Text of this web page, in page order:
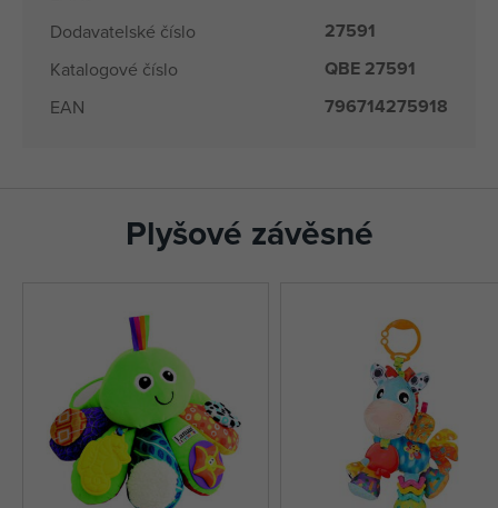
Dodavatelské číslo 27591
Katalogové číslo QBE 27591
EAN 796714275918
Plyšové závěsné